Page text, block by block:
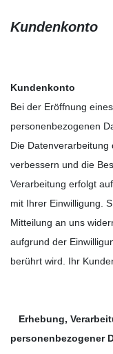
Kundenkonto
Bei der Eröffnung
personenbezogenen
Die Datenverarbeitung
verbessern und die
Verarbeitung erfolgt
mit Ihrer Einwilligung.
Mitteilung an uns
aufgrund der
berührt wird. Ihr
Erhebung,
personenbezogener